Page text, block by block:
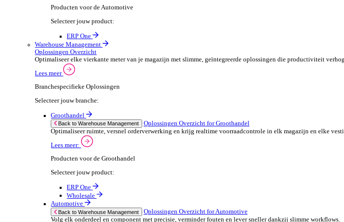
Wholesale
Automotive
Back to POS Oplossingen
Beheer complexe productassortimenten en houd klanten in beweging met snelle,
Lees meer:
POS Producten voor de Automotive
Selecteer jouw product:
ERP One
Dimasys
Financiële Administratie
Financieel overzicht is cruciaal voor het succes van je bedrijf.
Branchespecifieke Oplossingen
Selecteer jouw branche: